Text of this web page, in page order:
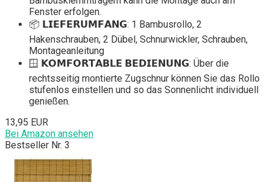
Fenster erfolgen.
📦 𝗟𝗜𝗘𝗙𝗘𝗥𝗨𝗠𝗙𝗔𝗡𝗚: 1 Bambusrollo, 2
Hakenschrauben, 2 Dübel, Schnurwickler, Schrauben,
Montageanleitung
🪟 𝗞𝗢𝗠𝗙𝗢𝗥𝗧𝗔𝗕𝗟𝗘 𝗕𝗘𝗗𝗜𝗘𝗡𝗨𝗡𝗚: Über die
rechtsseitig montierte Zugschnur können Sie das Rollo
stufenlos einstellen und so das Sonnenlicht individuell
genießen.
13,95 EUR
Bei Amazon ansehen
Bestseller Nr. 3